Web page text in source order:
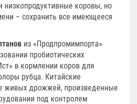
низкопродуктивные коровы, но
– сохранить все имеющееся
из «Продпромимпорта»
пробиотических
в кормлении коров для
рубца. Китайские
живых дрожжей, произведенные
под контролем